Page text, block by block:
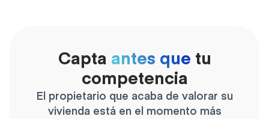
Capta antes que tu
competencia
El propietario que acaba de valorar su
vivienda está en el momento más